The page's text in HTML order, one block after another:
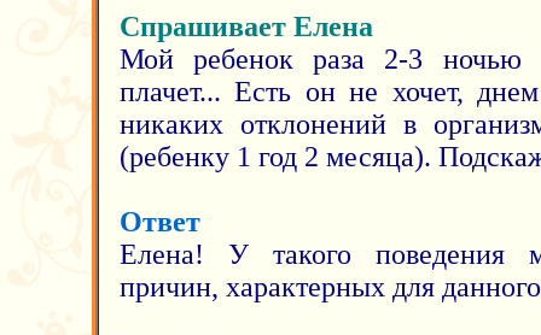
Спрашивает Елена
Мой ребенок раза 2-3 ночью
плачет... Есть он не хочет,
никаких отклонений в
(ребенку 1 год 2 месяца).
Ответ
Елена! У такого поведения
причин, характерных для данного